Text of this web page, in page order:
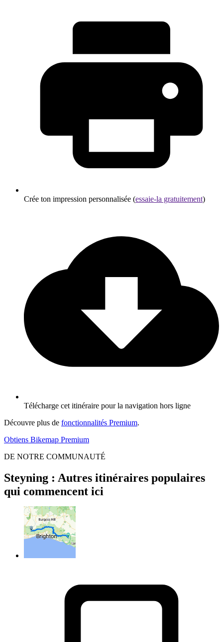
Crée ton impression personnalisée (essaie-la gratuitement)
Télécharge cet itinéraire pour la navigation hors ligne
Découvre plus de fonctionnalités Premium.
Obtiens Bikemap Premium
DE NOTRE COMMUNAUTÉ
Steyning : Autres itinéraires populaires
qui commencent ici